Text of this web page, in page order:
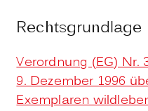
Rechtsgrundlage
Verordnung (EG) Nr.
9. Dezember 1996
Exemplaren